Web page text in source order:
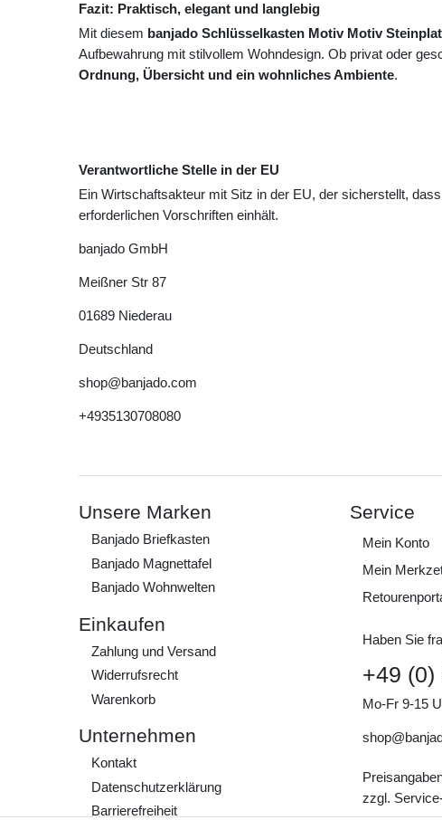
Fazit: Praktisch, elegant und langlebig
Mit diesem banjado Schlüsselkasten Motiv Motiv
Aufbewahrung mit stilvollem Wohndesign. Ob privat oder
Ordnung, Übersicht und ein wohnliches Ambiente.
Verantwortliche Stelle in der EU
Ein Wirtschaftsakteur mit Sitz in der EU, der sicherstellt,
erforderlichen Vorschriften einhält.
banjado GmbH
Meißner Str 87
01689 Niederau
Deutschland
shop@banjado.com
+4935130708080
Unsere Marken
Banjado Briefkasten
Banjado Magnettafel
Banjado Wohnwelten
Einkaufen
Zahlung und Versand
Widerrufs­recht
Warenkorb
Unternehmen
Kontakt
Daten­schutz­erklärung
Barrierefreiheit
Service
Mein Konto
Mein
Haben Sie
+49 (0)
Mo-Fr 9-15
zzgl.